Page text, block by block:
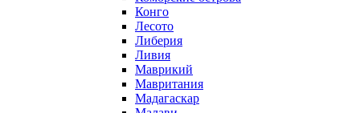
Конго
Лесото
Либерия
Ливия
Маврикий
Мавритания
Мадагаскар